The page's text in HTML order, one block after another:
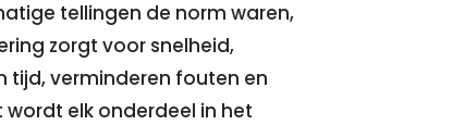
tellingen de norm waren,
zorgt voor snelheid,
tijd, verminderen fouten en
elk onderdeel in het